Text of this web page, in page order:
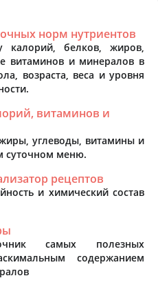
норм нутриентов
калорий, белков, жиров,
витаминов и минералов в
возраста, веса и уровня
витаминов и
углеводы, витамины и
суточном меню.
рецептов
и химический состав
самых полезных
содержанием